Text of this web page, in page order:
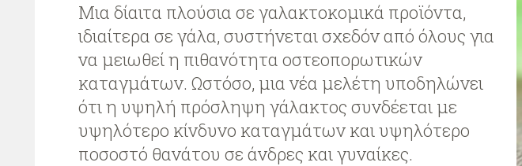
Μια δίαιτα πλούσια σε γαλακτοκομικά προϊόντα,
ιδιαίτερα σε γάλα, συστήνεται σχεδόν από όλους για
να μειωθεί η πιθανότητα οστεοπορωτικών
καταγμάτων. Ωστόσο, μια νέα μελέτη υποδηλώνει
ότι η υψηλή πρόσληψη γάλακτος συνδέεται με
υψηλότερο κίνδυνο καταγμάτων και υψηλότερο
ποσοστό θανάτου σε άνδρες και γυναίκες.